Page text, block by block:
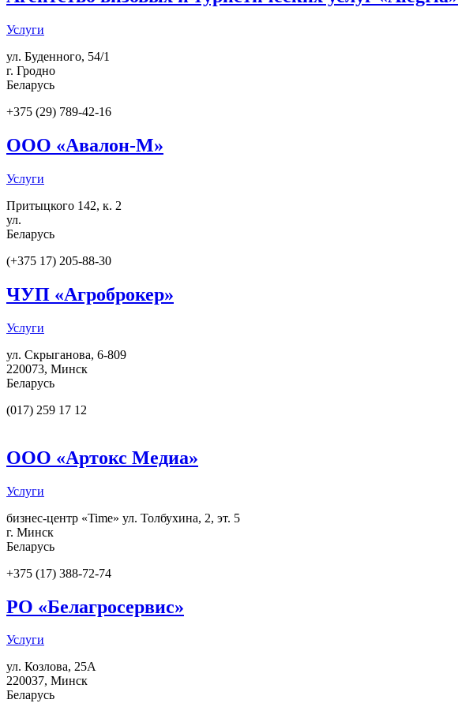
Услуги
ул. Буденного, 54/1
г. Гродно
Беларусь
+375 (29) 789-42-16
ООО «Авалон-М»
Услуги
Притыцкого 142, к. 2
ул.
Беларусь
(+375 17) 205-88-30
ЧУП «Агроброкер»
Услуги
ул. Скрыганова, 6-809
220073, Минск
Беларусь
(017) 259 17 12
ООО «Артокс Медиа»
Услуги
бизнес-центр «Time» ул. Толбухина, 2, эт. 5
г. Минск
Беларусь
+375 (17) 388-72-74
РО «Белагросервис»
Услуги
ул. Козлова, 25А
220037, Минск
Беларусь